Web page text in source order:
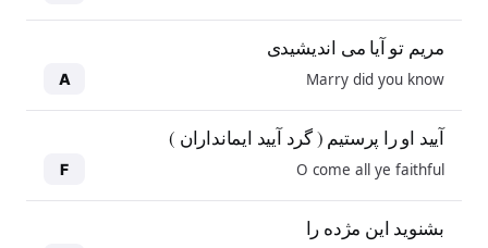
مریم تو آیا می اندیشیدی
Marry did you know
A
آیید او را پرستیم ( گرد آیید ایمانداران )
O come all ye faithful
F
بشنوید این مژده را